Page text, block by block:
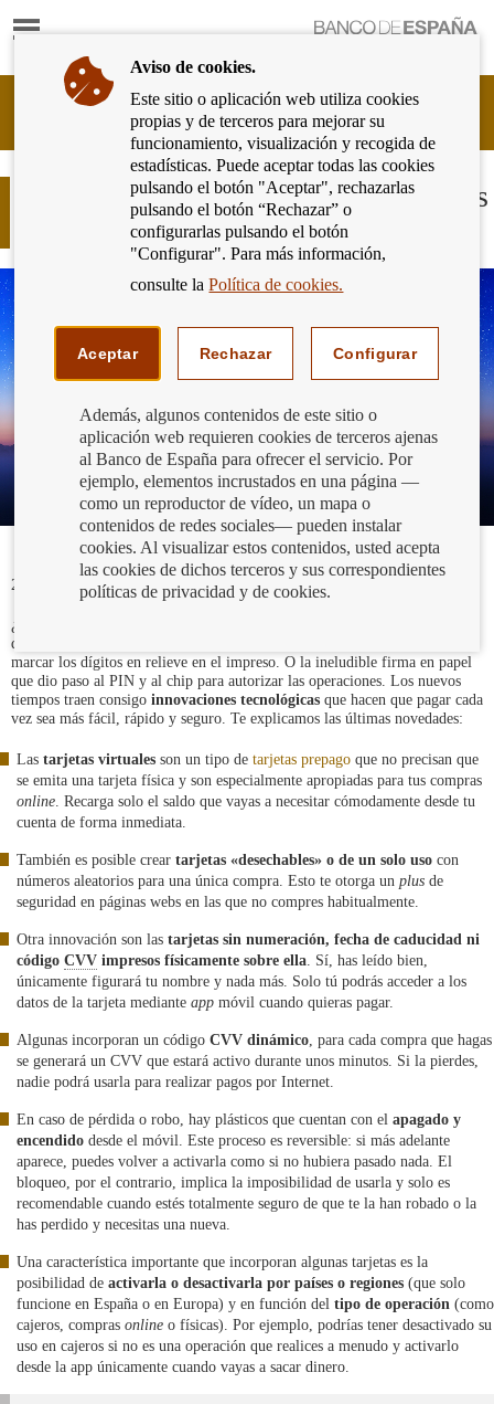
Mostrar
Ir
página
de
inicio
del
Banco
de
España
Cliente
Bancario
Banco
España
Eurosistema,
Nuevas funcionalidades de las tarjetas
bancarias
22/12/2020
¿Recuerdas la primera vez que pagaste con tarjeta? Ese característico ruido
que hacía el
marcar los dígitos en relieve en el impreso. O la ineludible firma en papel
que dio paso al PIN y al chip para autorizar las operaciones. Los nuevos
tiempos traen consigo innovaciones tecnológicas que hacen que pagar cada
vez sea más fácil, rápido y seguro. Te explicamos las últimas novedades:
Las tarjetas virtuales son un tipo de tarjetas prepago que no precisan que
se emita una tarjeta física y son especialmente apropiadas para tus compras
online. Recarga solo el saldo que vayas a necesitar cómodamente desde tu
cuenta de forma inmediata.
También es posible crear tarjetas «desechables» o de un solo uso con
números aleatorios para una única compra. Esto te otorga un plus de
seguridad en páginas webs en las que no compres habitualmente.
Otra innovación son las tarjetas sin numeración, fecha de caducidad ni
código CVV impresos físicamente sobre ella. Sí, has leído bien,
únicamente figurará tu nombre y nada más. Solo tú podrás acceder a los
datos de la tarjeta mediante app móvil cuando quieras pagar.
Algunas incorporan un código CVV dinámico, para cada compra que hagas
se generará un CVV que estará activo durante unos minutos. Si la pierdes,
nadie podrá usarla para realizar pagos por Internet.
En caso de pérdida o robo, hay plásticos que cuentan con el apagado y
encendido desde el móvil. Este proceso es reversible: si más adelante
aparece, puedes volver a activarla como si no hubiera pasado nada. El
bloqueo, por el contrario, implica la imposibilidad de usarla y solo es
recomendable cuando estés totalmente seguro de que te la han robado o la
has perdido y necesitas una nueva.
Una característica importante que incorporan algunas tarjetas es la
posibilidad de activarla o desactivarla por países o regiones (que solo
funcione en España o en Europa) y en función del tipo de operación (como
cajeros, compras online o físicas). Por ejemplo, podrías tener desactivado su
uso en cajeros si no es una operación que realices a menudo y activarlo
desde la app únicamente cuando vayas a sacar dinero.
Aviso de cookies.
Este sitio o aplicación web utiliza cookies
propias y de terceros para mejorar su
funcionamiento, visualización y recogida de
estadísticas. Puede aceptar todas las cookies
pulsando el botón "Aceptar", rechazarlas
pulsando el botón “Rechazar” o
configurarlas pulsando el botón
"Configurar". Para más información,
consulte laPolítica de cookies.
Aceptar Rechazar Configurar
Además, algunos contenidos de este sitio o
aplicación web requieren cookies de terceros ajenas
al Banco de España para ofrecer el servicio. Por
ejemplo, elementos incrustados en una página —
como un reproductor de vídeo, un mapa o
contenidos de redes sociales— pueden instalar
cookies. Al visualizar estos contenidos, usted acepta
las cookies de dichos terceros y sus correspondientes
políticas de privacidad y de cookies.